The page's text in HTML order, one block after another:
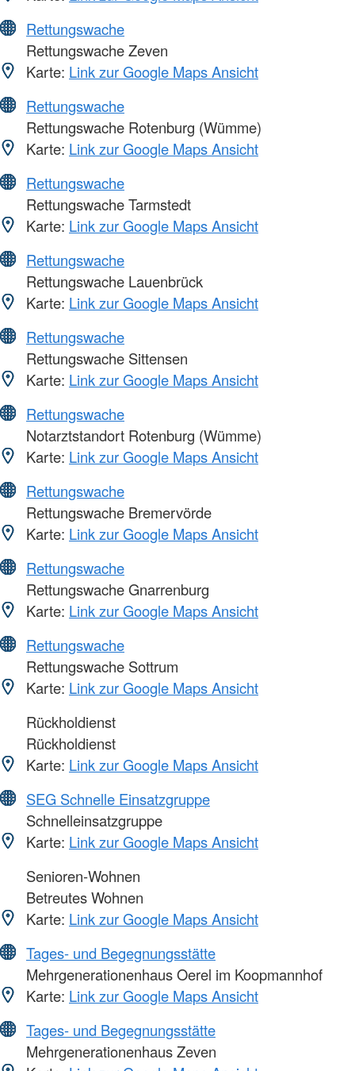
Rettungswache
Rettungswache Zeven
Karte: Link zur Google Maps Ansicht
Rettungswache
Rettungswache Rotenburg (Wümme)
Karte: Link zur Google Maps Ansicht
Rettungswache
Rettungswache Tarmstedt
Karte: Link zur Google Maps Ansicht
Rettungswache
Rettungswache Lauenbrück
Karte: Link zur Google Maps Ansicht
Rettungswache
Rettungswache Sittensen
Karte: Link zur Google Maps Ansicht
Rettungswache
Notarztstandort Rotenburg (Wümme)
Karte: Link zur Google Maps Ansicht
Rettungswache
Rettungswache Bremervörde
Karte: Link zur Google Maps Ansicht
Rettungswache
Rettungswache Gnarrenburg
Karte: Link zur Google Maps Ansicht
Rettungswache
Rettungswache Sottrum
Karte: Link zur Google Maps Ansicht
Rückholdienst
Rückholdienst
Karte: Link zur Google Maps Ansicht
SEG Schnelle Einsatzgruppe
Schnelleinsatzgruppe
Karte: Link zur Google Maps Ansicht
Senioren-Wohnen
Betreutes Wohnen
Karte: Link zur Google Maps Ansicht
Tages- und Begegnungsstätte
Mehrgenerationenhaus Oerel im Koopmannhof
Karte: Link zur Google Maps Ansicht
Tages- und Begegnungsstätte
Mehrgenerationenhaus Zeven